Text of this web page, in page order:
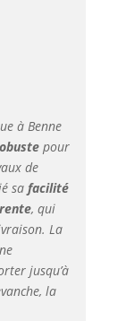
latéral
tout
la
Grande
à Benne
pour
de
sa facilité
, qui
La
jusqu’à
la